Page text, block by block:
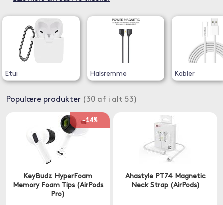
Etui Halsremme Kabler
Populære produkter (30 af i alt 53)
-14%
KeyBudz HyperFoam
Memory Foam Tips (AirPods
Pro)
Ahastyle PT74 Magnetic
Neck Strap (AirPods)